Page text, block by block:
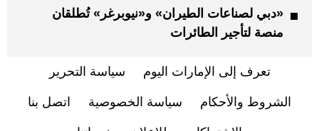
«دبي لصناعات الطيران» و«نيوبرغر» تُطلقان
منصة لتأجير الطائرات
تعرف إلى الإمارات اليوم سياسة التحرير
الشروط والأحكام سياسة الخصوصية اتصل بنا